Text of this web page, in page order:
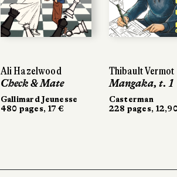
Ali Hazelwood
Check & Mate
Gallimard Jeunesse
480 pages, 17 €
Thibault Vermot
Mangaka, t. 1
Casterman
228 pages,
Ali Hazelwood
Check & Mate
Gallimard Jeunesse
480 pages, 17 €
Thibault Vermot
Mangaka, t. 1
Casterman
228 pages,